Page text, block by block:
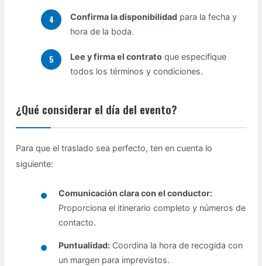
Confirma la disponibilidad para la fecha y
hora de la boda.
Lee y firma el contrato que especifique
todos los términos y condiciones.
¿Qué considerar el día del evento?
Para que el traslado sea perfecto, ten en cuenta lo
siguiente:
Comunicación clara con el conductor:
Proporciona el itinerario completo y números de
contacto.
Puntualidad: Coordina la hora de recogida con
un margen para imprevistos.